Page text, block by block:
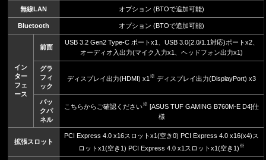
無線LAN オプション (BTOで追加可能)
Bluetooth オプション (BTOで追加可能)
イン
ター
フェ
ース
前面
USB 3.2 Gen2 Type-C ポートx1、USB 3.0(2.0/1.1対応)ポートx2、
オーディオ入出力(マイク入力x1、ヘッドフォン出力x1)
グラ
フィ
ック
ディスプレイ出力(HDMI) x1 ※ ディスプレイ出力(DisplayPort) x3
バッ
クパ
ネル
こちらからご確認ください※ [ASUS TUF GAMING B760M-E D4]仕
様
拡張スロット
PCI Express 4.0 x16スロットx1(空き0) PCI Express 4.0 x16(x4)ス
ロットx1(空き1) PCI Express 4.0 x1スロットx1(空き1) ※